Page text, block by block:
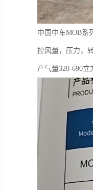
中国中车MOB系
控风量，压力，
产气量320-690立